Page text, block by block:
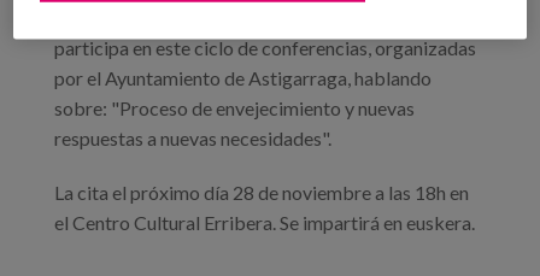
participa en este ciclo de conferencias, organizadas
por el Ayuntamiento de Astigarraga, hablando
sobre: "Proceso de envejecimiento y nuevas
respuestas a nuevas necesidades".
La cita el próximo día 28 de noviembre a las 18h en
el Centro Cultural Erribera. Se impartirá en euskera.